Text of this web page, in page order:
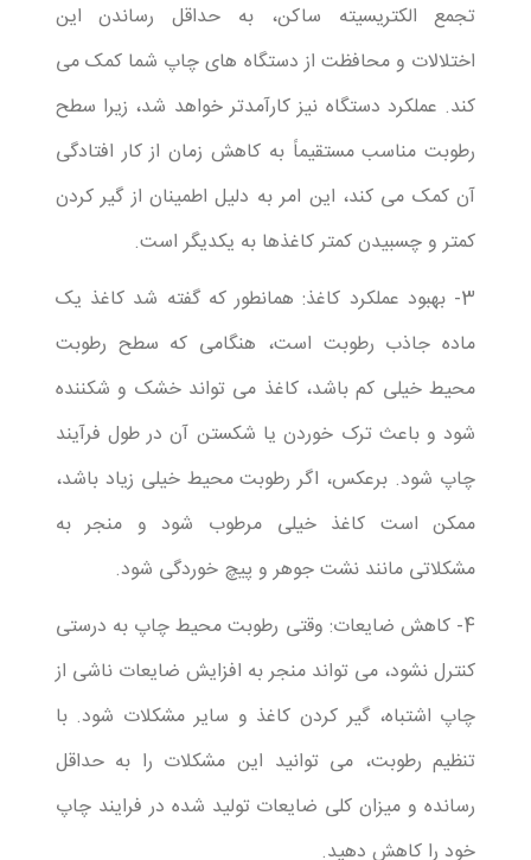
تجمع الکتریسیته ساکن، به حداقل رساندن این
اختلالات و محافظت از دستگاه های چاپ شما کمک می
کند. عملکرد دستگاه نیز کارآمدتر خواهد شد، زیرا سطح
رطوبت مناسب مستقیماً به کاهش زمان از کار افتادگی
آن کمک می کند، این امر به دلیل اطمینان از گیر کردن
کمتر و چسبیدن کمتر کاغذها به یکدیگر است.
3- بهبود عملکرد کاغذ: همانطور که گفته شد کاغذ یک
ماده جاذب رطوبت است، هنگامی که سطح رطوبت
محیط خیلی کم باشد، کاغذ می تواند خشک و شکننده
شود و باعث ترک خوردن یا شکستن آن در طول فرآیند
چاپ شود. برعکس، اگر رطوبت محیط خیلی زیاد باشد،
ممکن است کاغذ خیلی مرطوب شود و منجر به
مشکلاتی مانند نشت جوهر و پیچ خوردگی شود.
4- کاهش ضایعات: وقتی رطوبت محیط چاپ به درستی
کنترل نشود، می تواند منجر به افزایش ضایعات ناشی از
چاپ اشتباه، گیر کردن کاغذ و سایر مشکلات شود. با
تنظیم رطوبت، می توانید این مشکلات را به حداقل
رسانده و میزان کلی ضایعات تولید شده در فرایند چاپ
خود را کاهش دهید.